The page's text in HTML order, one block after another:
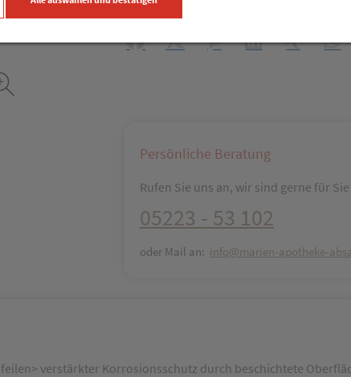
Produkt-Info mit Freunden teilen
Facebook
X PinterestLinkedInXing
Persönliche Beratung
Rufen Sie uns an, wir sind gerne für
05223 - 53 102
oder Mail an: info@marien-apotheke-
verstärkter Korrosionsschutz durch beschichtete